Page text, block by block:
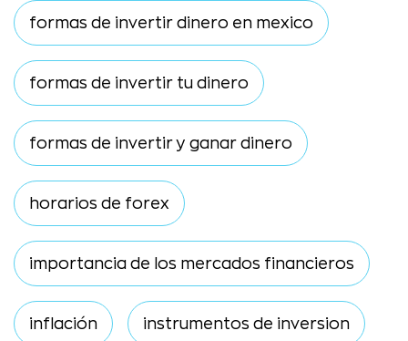
formas de invertir dinero en mexico
formas de invertir tu dinero
formas de invertir y ganar dinero
horarios de forex
importancia de los mercados financieros
inflación instrumentos de inversion